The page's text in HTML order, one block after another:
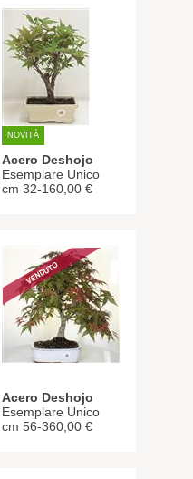
NOVITÀ
Acero Deshojo
Esemplare Unico
cm 32-160,00 €
Acero Deshojo
Esemplare Unico
cm 56-360,00 €